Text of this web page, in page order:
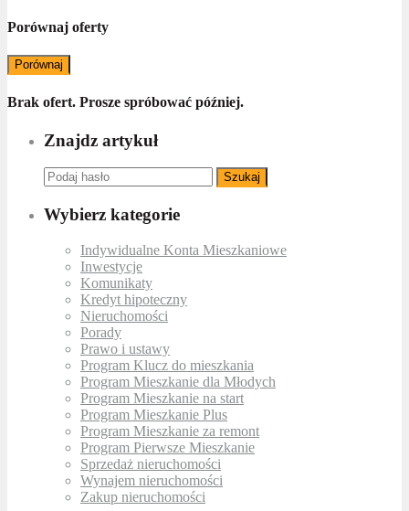
Porównaj oferty
Porównaj
Brak ofert. Prosze spróbować później.
Znajdz artykuł
Szukaj
Wybierz kategorie
Indywidualne Konta Mieszkaniowe
Inwestycje
Komunikaty
Kredyt hipoteczny
Nieruchomości
Porady
Prawo i ustawy
Program Klucz do mieszkania
Program Mieszkanie dla Młodych
Program Mieszkanie na start
Program Mieszkanie Plus
Program Mieszkanie za remont
Program Pierwsze Mieszkanie
Sprzedaż nieruchomości
Wynajem nieruchomości
Zakup nieruchomości